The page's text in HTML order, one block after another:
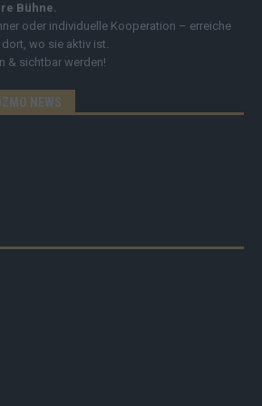
Bühne.
oder individuelle Kooperation – erreiche
wo sie aktiv ist.
& sichtbar werden!
NEWS